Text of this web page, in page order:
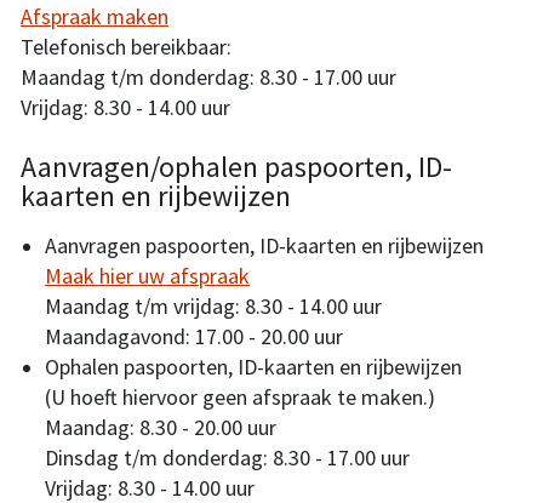
Afspraak maken
Telefonisch bereikbaar:
Maandag t/m donderdag: 8.30 - 17.00 uur
Vrijdag: 8.30 - 14.00 uur
Aanvragen/ophalen paspoorten, ID-
kaarten en rijbewijzen
Aanvragen paspoorten, ID-kaarten en rijbewijzen
Maak hier uw afspraak
Maandag t/m vrijdag: 8.30 - 14.00 uur
Maandagavond: 17.00 - 20.00 uur
Ophalen paspoorten, ID-kaarten en rijbewijzen
(U hoeft hiervoor geen afspraak te maken.)
Maandag: 8.30 - 20.00 uur
Dinsdag t/m donderdag: 8.30 - 17.00 uur
Vrijdag: 8.30 - 14.00 uur